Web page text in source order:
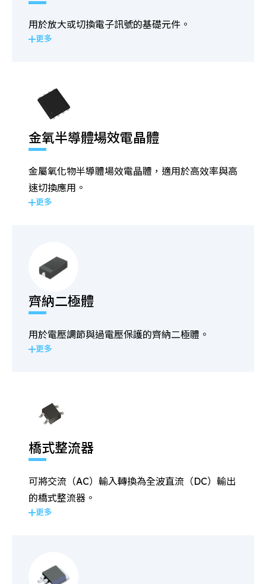
用於放大或切換電子訊號的基礎元件。
更多
金氧半導體場效電晶體
金屬氧化物半導體場效電晶體，適用於高效率與高
速切換應用。
更多
齊納二極體
用於電壓調節與過電壓保護的齊納二極體。
更多
橋式整流器
可將交流（AC）輸入轉換為全波直流（DC）輸出
的橋式整流器。
更多